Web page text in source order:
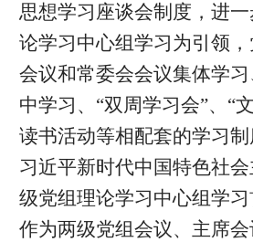
思想学习座谈会制度，进
论学习中心组学习为引领
会议和常委会会议集体学
中学习、“双周学习会”、“
读书活动等相配套的学习
习近平新时代中国特色社
级党组理论学习中心组学习
作为两级党组会议、主席